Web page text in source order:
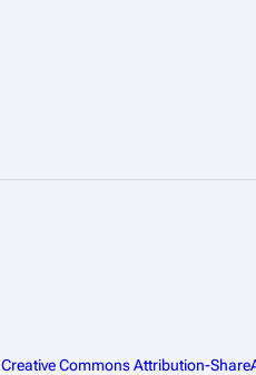
Creative Commons Attribution-